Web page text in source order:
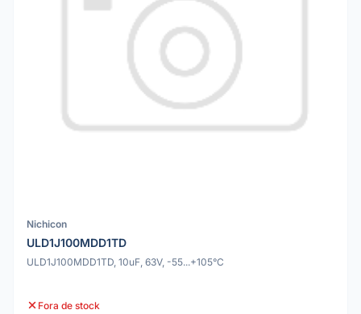
Nichicon
ULD1J100MDD1TD
ULD1J100MDD1TD, 10uF, 63V, -55...+105°C
Fora de stock